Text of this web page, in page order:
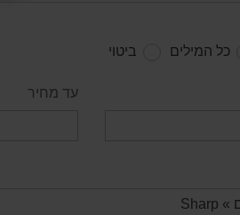
כל המילים ביטוי
עד מחיר